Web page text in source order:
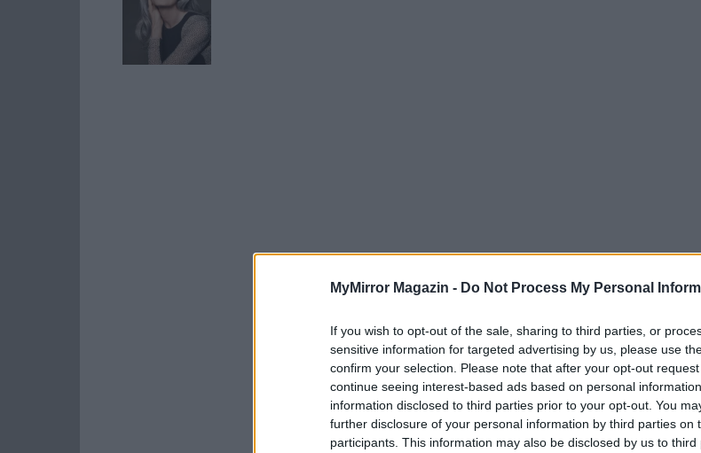
MyMirror Magazin - Do Not Process My Personal
If you wish to opt-out of the sale, sharing to third parties, or
sensitive information for targeted advertising by us, please use
confirm your selection. Please note that after your opt-out
continue seeing interest-based ads based on personal
information disclosed to third parties prior to your opt-out. You
further disclosure of your personal information by third parties on
participants. This information may also be disclosed by us to